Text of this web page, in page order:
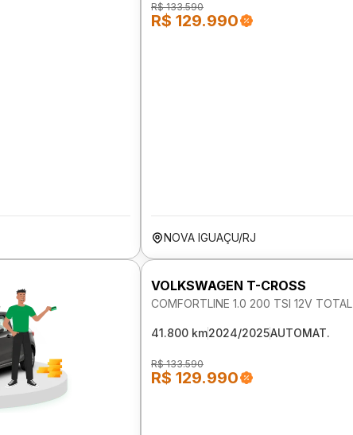
R$ 133.590
R$ 129.990
NOVA IGUAÇU/RJ
VOLKSWAGEN T-CROSS
COMFORTLINE 1.0 200 TSI 12V
41.800 km2024/2025AUTOMAT.
R$ 133.590
R$ 129.990